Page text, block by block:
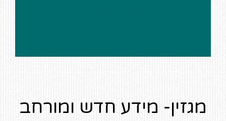
מגזין- מידע חדש ומורחב